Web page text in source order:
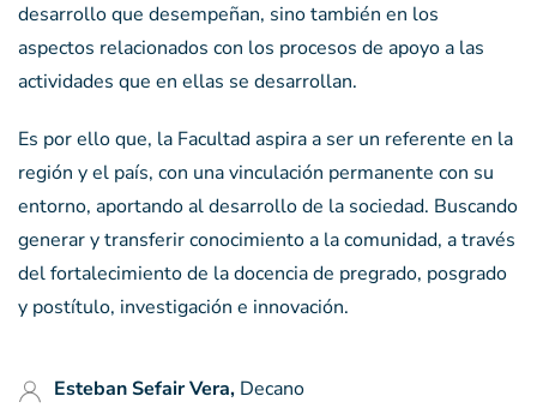
desarrollo que desempeñan, sino también en los
aspectos relacionados con los procesos de apoyo a las
actividades que en ellas se desarrollan.
Es por ello que, la Facultad aspira a ser un referente en la
región y el país, con una vinculación permanente con su
entorno, aportando al desarrollo de la sociedad. Buscando
generar y transferir conocimiento a la comunidad, a través
del fortalecimiento de la docencia de pregrado, posgrado
y postítulo, investigación e innovación.
Esteban Sefair Vera, Decano